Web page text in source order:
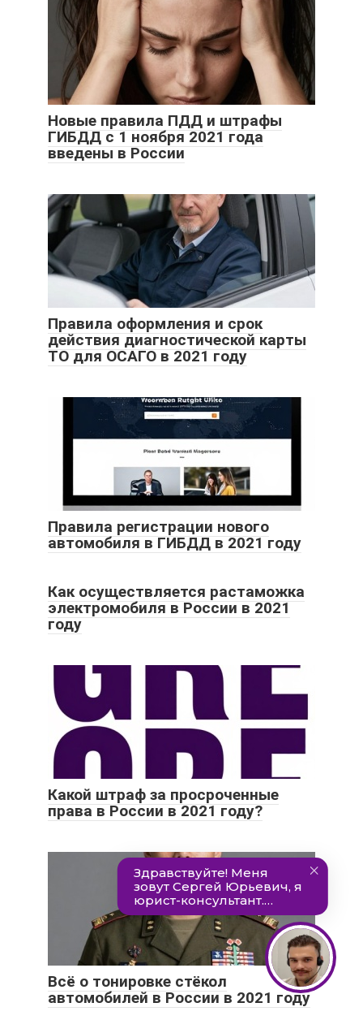
Новые правила ПДД и штрафы
ГИБДД с 1 ноября 2021 года
введены в России
Правила оформления и срок
действия диагностической карты
ТО для ОСАГО в 2021 году
Правила регистрации нового
автомобиля в ГИБДД в 2021 году
Как осуществляется растаможка
электромобиля в России в 2021
году
Какой штраф за просроченные
права в России в 2021 году?
Всё о тонировке стёкол
автомобилей в России в 2021 году